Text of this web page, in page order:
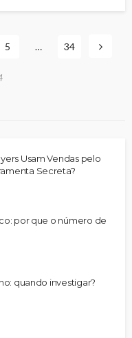
5 … 34
Usam Vendas pelo
Secreta?
por que o número de
quando investigar?